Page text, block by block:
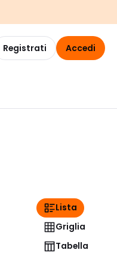
Registrati Accedi
Lista
Griglia
Tabella